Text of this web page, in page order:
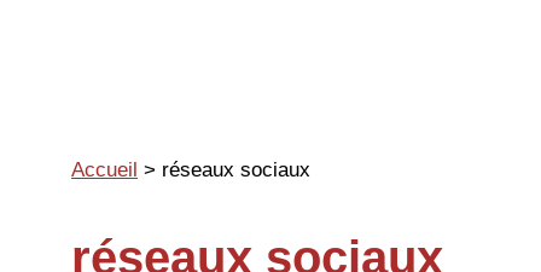
contenu
Accueil > réseaux sociaux
réseaux sociaux